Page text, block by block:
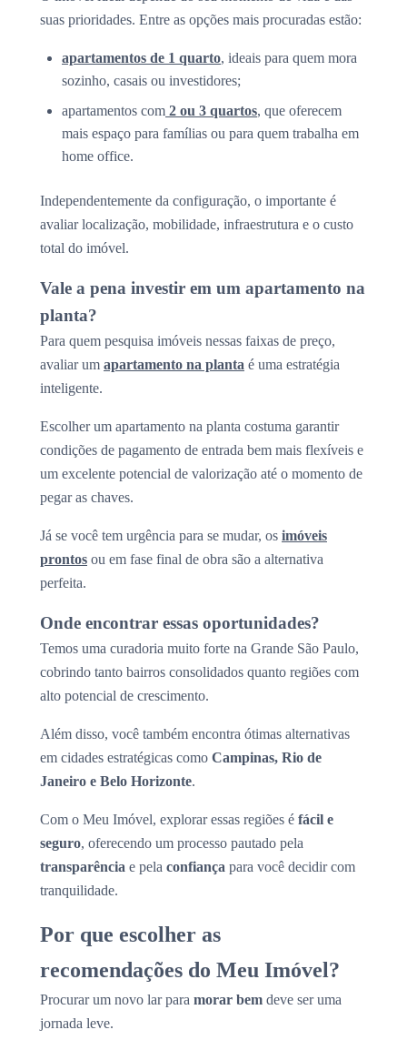
suas prioridades. Entre as opções mais procuradas estão:
apartamentos de 1 quarto, ideais para quem mora
sozinho, casais ou investidores;
apartamentos com 2 ou 3 quartos, que oferecem
mais espaço para famílias ou para quem trabalha em
home office.
Independentemente da configuração, o importante é
avaliar localização, mobilidade, infraestrutura e o custo
total do imóvel.
Vale a pena investir em um apartamento na
planta?
Para quem pesquisa imóveis nessas faixas de preço,
avaliar um apartamento na planta é uma estratégia
inteligente.
Escolher um apartamento na planta costuma garantir
condições de pagamento de entrada bem mais flexíveis e
um excelente potencial de valorização até o momento de
pegar as chaves.
Já se você tem urgência para se mudar, os imóveis
prontos ou em fase final de obra são a alternativa
perfeita.
Onde encontrar essas oportunidades?
Temos uma curadoria muito forte na Grande São Paulo,
cobrindo tanto bairros consolidados quanto regiões com
alto potencial de crescimento.
Além disso, você também encontra ótimas alternativas
em cidades estratégicas como Campinas, Rio de
Janeiro e Belo Horizonte.
Com o Meu Imóvel, explorar essas regiões é fácil e
seguro, oferecendo um processo pautado pela
transparência e pela confiança para você decidir com
tranquilidade.
Por que escolher as
recomendações do Meu Imóvel?
Procurar um novo lar para morar bem deve ser uma
jornada leve.